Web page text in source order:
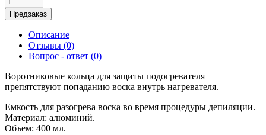
Предзаказ
Описание
Отзывы (0)
Вопрос - ответ (0)
Воротниковые кольца для защиты подогревателя
препятствуют попаданию воска внутрь нагревателя.
Емкость для разогрева воска во время процедуры депиляции.
Материал: алюминий.
Объем: 400 мл.